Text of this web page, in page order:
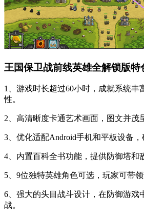
王国保卫战前线英雄全解锁版特
1、游戏时长超过60小时，成就系统丰
性。
2、高清晰度卡通艺术画面，图文并茂
3、优化适配Android手机和平板设备，
4、内置百科全书功能，提供防御塔和
5、9位独特英雄角色可选，玩家可带领
6、强大的头目战斗设计，在防御游戏
战。